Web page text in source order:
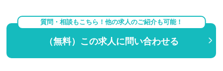
質問・相談もこちら！他の求人のご紹介も可能！
（無料）この求人に問い合わせる